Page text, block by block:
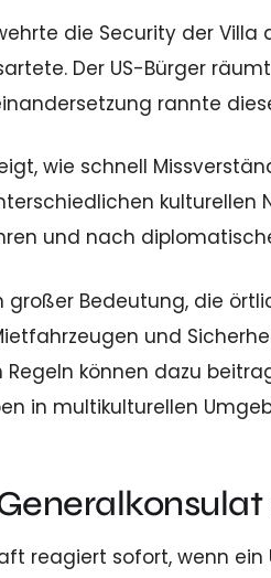
die Security der Villa
Der US-Bürger
rannte
wie schnell
kulturellen
und nach
großer Bedeutung, die
und
Regeln können dazu
in multikulturellen
reagiert sofort, wenn